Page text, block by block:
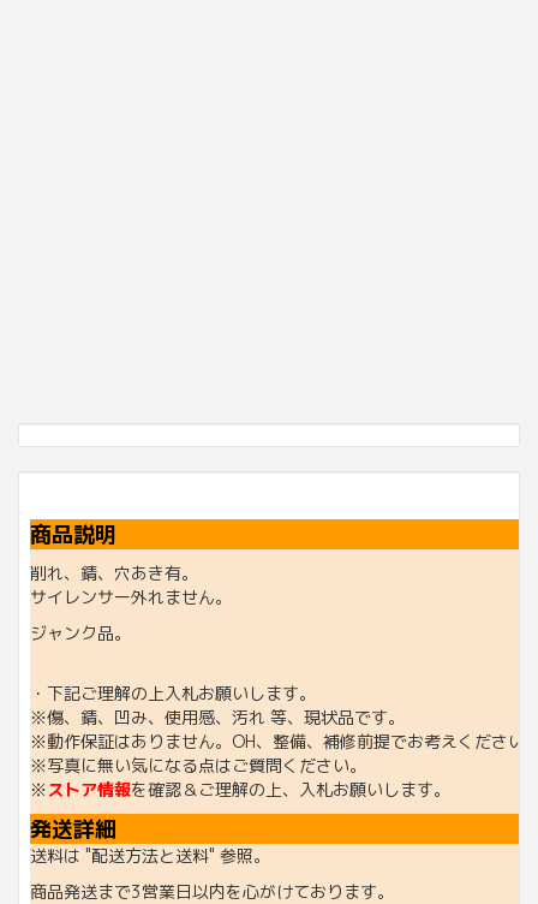
商品説明
削れ、錆、穴あき有。
サイレンサー外れません。
ジャンク品。
・下記ご理解の上入札お願いします。
※傷、錆、凹み、使用感、汚れ 等、現状品です。
※動作保証はありません。OH、整備、補修前提でお考えください
※写真に無い気になる点はご質問ください。
※ストア情報を確認＆ご理解の上、入札お願いします。
発送詳細
送料は "配送方法と送料" 参照。
商品発送まで3営業日以内を心がけております。